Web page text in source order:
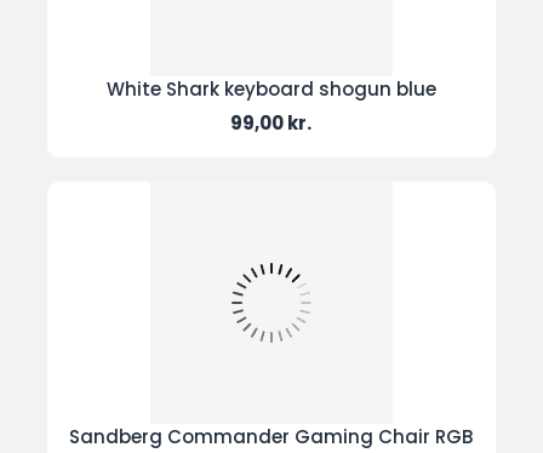
White Shark keyboard shogun blue
Pris
99,00 kr.
Sandberg Commander Gaming Chair RGB